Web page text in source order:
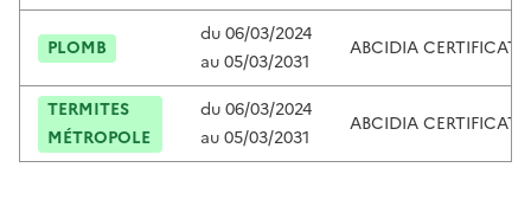
PLOMB
du06/03/2024
au05/03/2031
ABCIDIA
TERMITES
MÉTROPOLE
du06/03/2024
au05/03/2031
ABCIDIA